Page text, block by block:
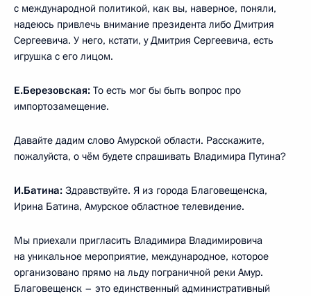
с международной политикой, как вы, наверное, поняли,
надеюсь привлечь внимание президента либо Дмитрия
Сергеевича. У него, кстати, у Дмитрия Сергеевича, есть
игрушка с его лицом.
Е.Березовская: То есть мог бы быть вопрос про
импортозамещение.
Давайте дадим слово Амурской области. Расскажите,
пожалуйста, о чём будете спрашивать Владимира Путина?
И.Батина: Здравствуйте. Я из города Благовещенска,
Ирина Батина, Амурское областное телевидение.
Мы приехали пригласить Владимира Владимировича
на уникальное мероприятие, международное, которое
организовано прямо на льду пограничной реки Амур.
Благовещенск – это единственный административный